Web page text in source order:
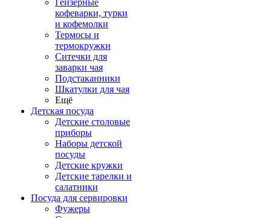
Гейзерные
кофеварки, турки
и кофемолки
Термосы и
термокружки
Ситечки для
заварки чая
Подстаканники
Шкатулки для чая
Ещё
Детская посуда
Детские столовые
приборы
Наборы детской
посуды
Детские кружки
Детские тарелки и
салатники
Посуда для сервировки
Фужеры